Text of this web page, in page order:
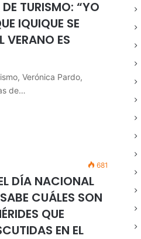
TURISMO: “YO
IQUIQUE SE
VERANO ES
Verónica Pardo,
de…
681
DÍA NACIONAL
CUÁLES SON
QUE
EN EL